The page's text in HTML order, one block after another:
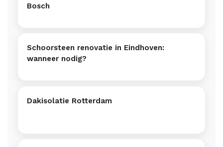
Bosch
Schoorsteen renovatie in Eindhoven:
wanneer nodig?
Dakisolatie Rotterdam